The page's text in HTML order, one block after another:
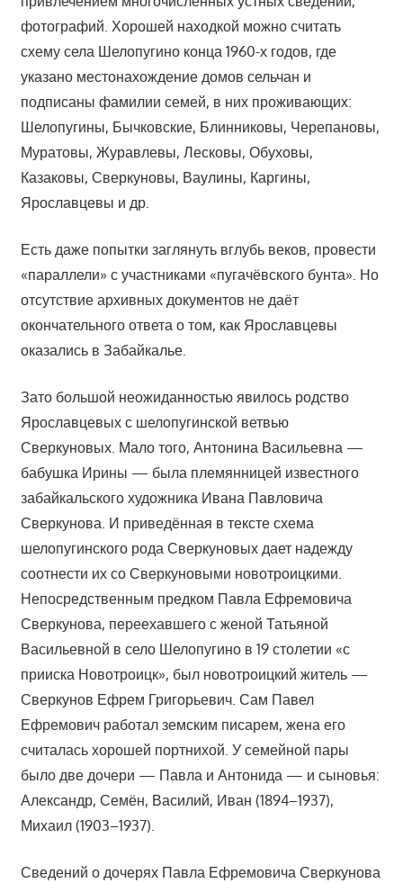
фотографий. Хорошей находкой можно считать
схему села Шелопугино конца 1960-х годов, где
указано местонахождение домов сельчан и
подписаны фамилии семей, в них проживающих:
Шелопугины, Бычковские, Блинниковы, Черепановы,
Муратовы, Журавлевы, Лесковы, Обуховы,
Казаковы, Сверкуновы, Ваулины, Каргины,
Ярославцевы и др.
Есть даже попытки заглянуть вглубь веков, провести
«параллели» с участниками «пугачёвского бунта». Но
отсутствие архивных документов не даёт
окончательного ответа о том, как Ярославцевы
оказались в Забайкалье.
Зато большой неожиданностью явилось родство
Ярославцевых с шелопугинской ветвью
Сверкуновых. Мало того, Антонина Васильевна —
бабушка Ирины — была племянницей известного
забайкальского художника Ивана Павловича
Сверкунова. И приведённая в тексте схема
шелопугинского рода Сверкуновых дает надежду
соотнести их со Сверкуновыми новотроицкими.
Непосредственным предком Павла Ефремовича
Сверкунова, переехавшего с женой Татьяной
Васильевной в село Шелопугино в 19 столетии «с
прииска Новотроицк», был новотроицкий житель —
Сверкунов Ефрем Григорьевич. Сам Павел
Ефремович работал земским писарем, жена его
считалась хорошей портнихой. У семейной пары
было две дочери — Павла и Антонида — и сыновья:
Александр, Семён, Василий, Иван (1894–1937),
Михаил (1903–1937).
Сведений о дочерях Павла Ефремовича Сверкунова